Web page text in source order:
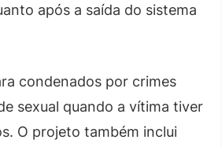
após a saída do sistema
condenados por crimes
sexual quando a vítima tiver
O projeto também inclui